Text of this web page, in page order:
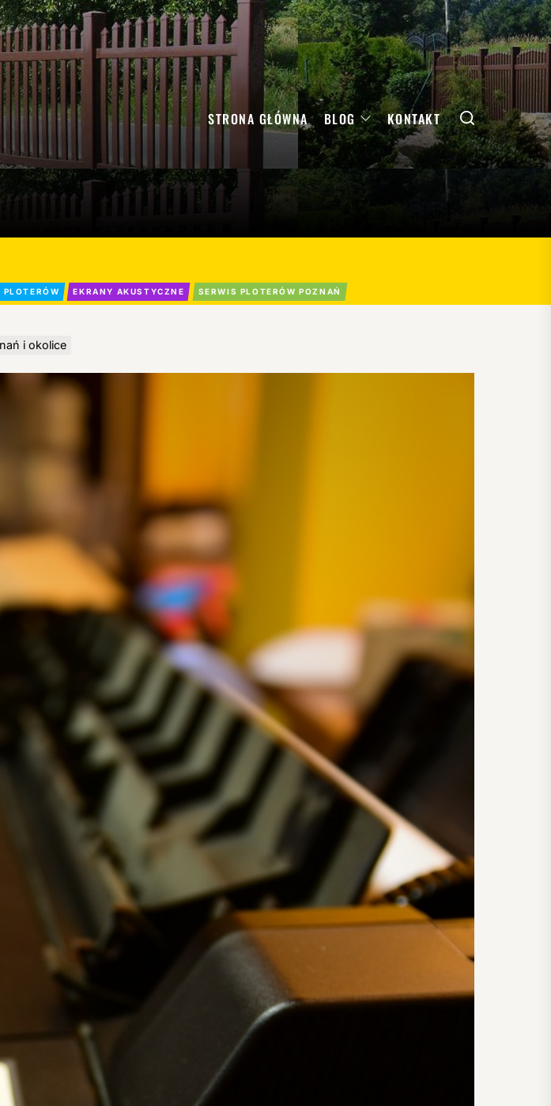
STRONA GŁÓWNA BLOG KONTAKT Search
PLOTERÓW EKRANY AKUSTYCZNE SERWIS PLOTERÓW POZNAŃ
i okolice